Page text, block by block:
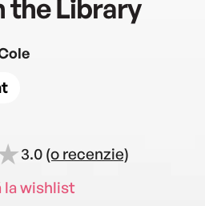
the Library
3.0 (o recenzie)
la wishlist